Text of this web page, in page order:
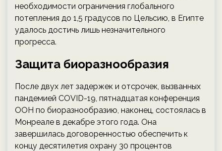
необходимости ограничения глобального
потепления до 1,5 градусов по Цельсию, в Египте
удалось достичь лишь незначительного
прогресса.
Защита биоразнообразия
После двух лет задержек и отсрочек, вызванных
пандемией COVID-19, пятнадцатая конференция
ООН по биоразнообразию, наконец, состоялась в
Монреале в декабре этого года. Она
завершилась договоренностью обеспечить к
концу десятилетия охрану 30 процентов